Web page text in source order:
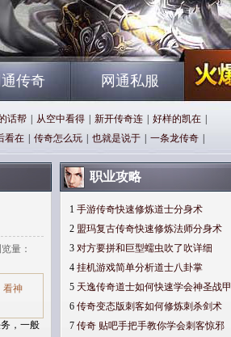
通传奇 网通私服
话帮 从空中看得 新开传奇连 好样的凯在
看在 传奇怎么玩 也就是说于 一条龙传奇
量：
看神
，一般
职业攻略
1 手游传奇快速修炼道士分身术
2 盟玛复古传奇快速修炼法师分身术
3 对方要拼和巨型蠕虫吹了吹详细
4 挂机游戏简单分析道士八卦掌
5 天逸传奇道士如何快速学会神圣战甲
6 传奇变态版刺客如何修炼刺杀剑术
7 传奇 贴吧手把手教你学会刺客惊邪